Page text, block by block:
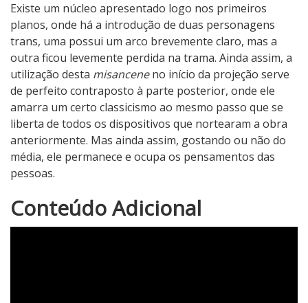
Existe um núcleo apresentado logo nos primeiros
planos, onde há a introdução de duas personagens
trans, uma possui um arco brevemente claro, mas a
outra ficou levemente perdida na trama. Ainda assim, a
utilização desta misanceneno início da projeção serve
de perfeito contraposto à parte posterior, onde ele
amarra um certo classicismo ao mesmo passo que se
liberta de todos os dispositivos que nortearam a obra
anteriormente. Mas ainda assim, gostando ou não do
média, ele permanece e ocupa os pensamentos das
pessoas.
N
o
Conteúdo Adicional